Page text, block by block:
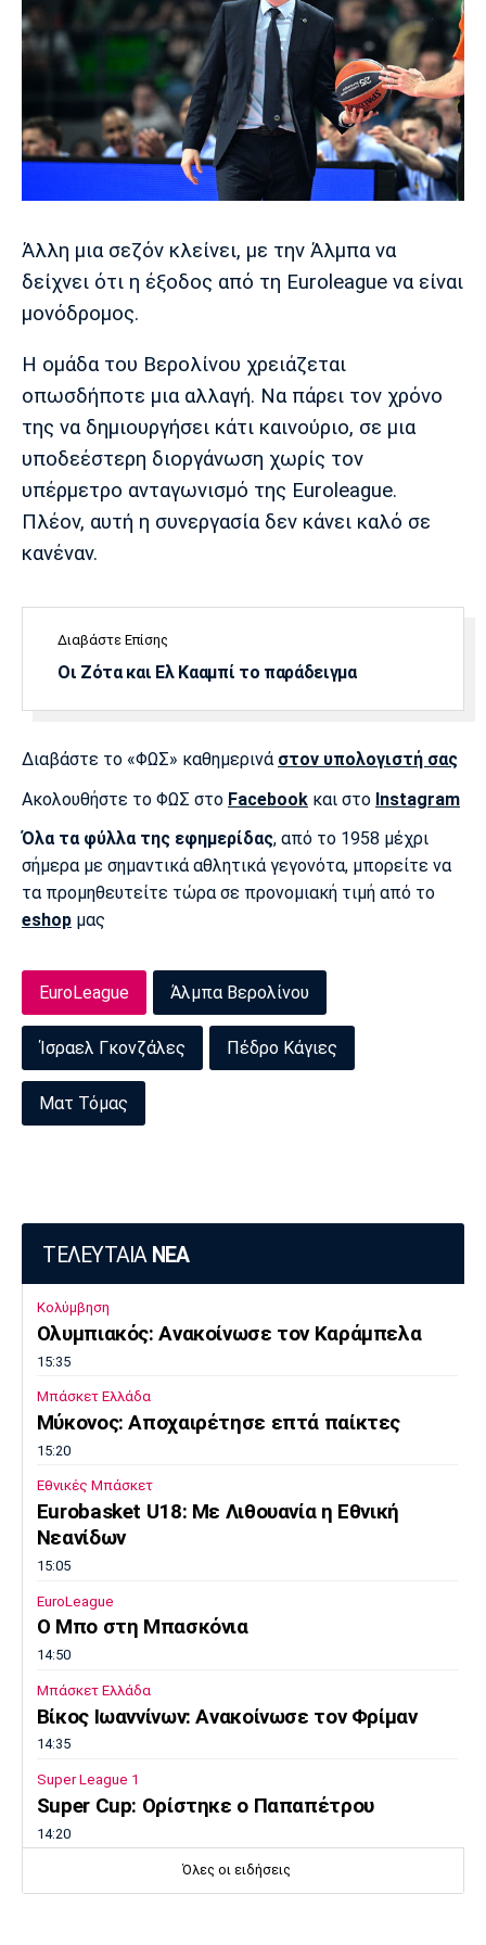
Άλλη μια σεζόν κλείνει, με την Άλμπα να
δείχνει ότι η έξοδος από τη Euroleague να είναι
μονόδρομος.
Η ομάδα του Βερολίνου χρειάζεται
οπωσδήποτε μια αλλαγή. Να πάρει τον χρόνο
της να δημιουργήσει κάτι καινούριο, σε μια
υποδεέστερη διοργάνωση χωρίς τον
υπέρμετρο ανταγωνισμό της Euroleague.
Πλέον, αυτή η συνεργασία δεν κάνει καλό σε
κανέναν.
Διαβάστε Επίσης
Οι Ζότα και Ελ Κααμπί το παράδειγμα
Διαβάστε το «ΦΩΣ» καθημερινά στον υπολογιστή σας
Ακολουθήστε το ΦΩΣ στο Facebook και στο Instagram
Όλα τα φύλλα της εφημερίδας, από το 1958 μέχρι
σήμερα με σημαντικά αθλητικά γεγονότα, μπορείτε να
τα προμηθευτείτε τώρα σε προνομιακή τιμή από το
eshop μας
EuroLeague Άλμπα Βερολίνου
Ίσραελ Γκονζάλες Πέδρο Κάγιες
Ματ Τόμας
ΤΕΛΕΥΤΑΙΑ ΝΕΑ
Κολύμβηση
Ολυμπιακός: Ανακοίνωσε τον Καράμπελα
15:35
Μπάσκετ Ελλάδα
Μύκονος: Αποχαιρέτησε επτά παίκτες
15:20
Εθνικές Μπάσκετ
Eurobasket U18: Με Λιθουανία η Εθνική
Νεανίδων
15:05
EuroLeague
Ο Μπο στη Μπασκόνια
14:50
Μπάσκετ Ελλάδα
Βίκος Ιωαννίνων: Ανακοίνωσε τον Φρίμαν
14:35
Super League 1
Super Cup: Ορίστηκε ο Παπαπέτρου
14:20
Λαζάνης: «Στόχος του ΠΑΣ Γιάννινα η
Όλες οι ειδήσεις